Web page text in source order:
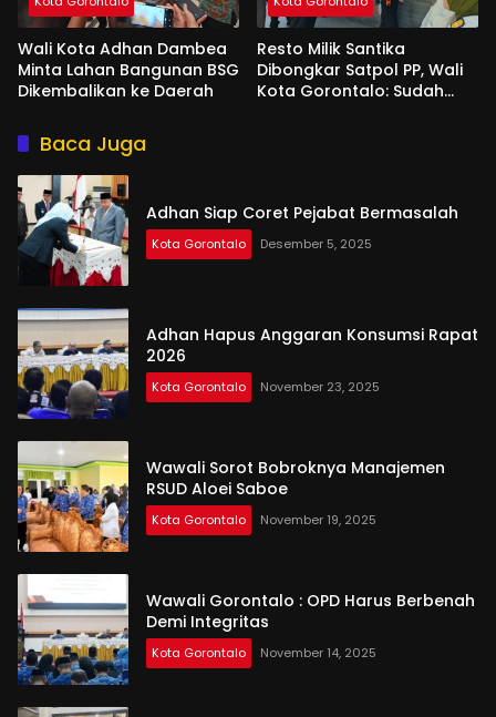
Wali Kota Adhan Dambea
Minta Lahan Bangunan BSG
Dikembalikan ke Daerah
Resto Milik Santika
Dibongkar Satpol PP, Wali
Kota Gorontalo: Sudah
Baca Juga
Adhan Siap Coret Pejabat Bermasalah
Kota Gorontalo Desember 5, 2025
Adhan Hapus Anggaran Konsumsi Rapat
2026
Kota Gorontalo November 23, 2025
Wawali Sorot Bobroknya Manajemen
RSUD Aloei Saboe
Kota Gorontalo November 19, 2025
Wawali Gorontalo : OPD Harus Berbenah
Demi Integritas
Kota Gorontalo November 14, 2025